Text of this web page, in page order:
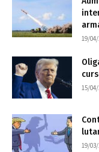
19/04/
15/04/
19/03/